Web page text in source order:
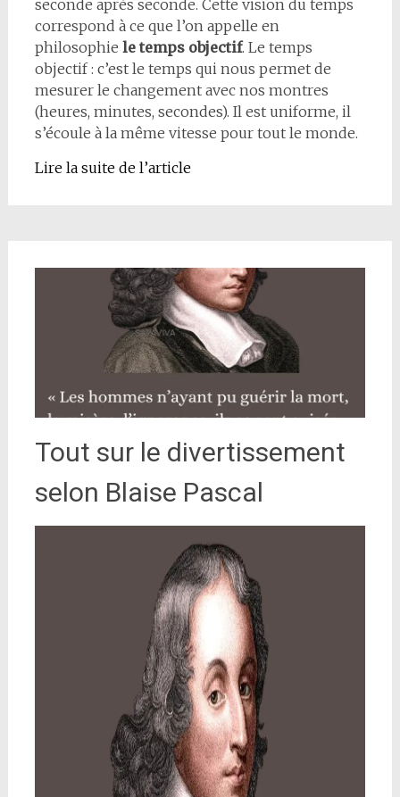
seconde après seconde. Cette vision du temps
correspond à ce que l’on appelle en
philosophie le temps objectif. Le temps
objectif : c’est le temps qui nous permet de
mesurer le changement avec nos montres
(heures, minutes, secondes). Il est uniforme, il
s’écoule à la même vitesse pour tout le monde.
Lire la suite de l’article
Tout sur le divertissement
selon Blaise Pascal